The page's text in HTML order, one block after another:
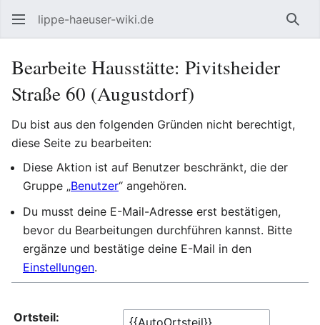
lippe-haeuser-wiki.de
Bearbeite Hausstätte: Pivitsheider
Straße 60 (Augustdorf)
Du bist aus den folgenden Gründen nicht berechtigt,
diese Seite zu bearbeiten:
Diese Aktion ist auf Benutzer beschränkt, die der
Gruppe „Benutzer“ angehören.
Du musst deine E-Mail-Adresse erst bestätigen,
bevor du Bearbeitungen durchführen kannst. Bitte
ergänze und bestätige deine E-Mail in den
Einstellungen.
Ortsteil: